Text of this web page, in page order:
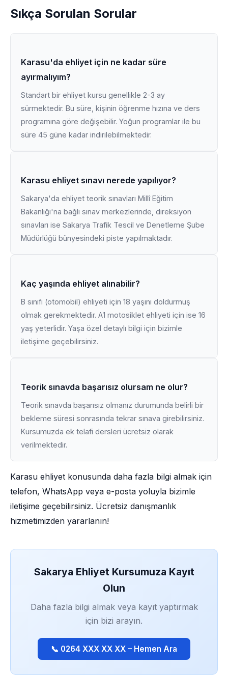
Sıkça Sorulan Sorular
Karasu'da ehliyet için ne kadar süre
ayırmalıyım?
Standart bir ehliyet kursu genellikle 2-3 ay
sürmektedir. Bu süre, kişinin öğrenme hızına ve ders
programına göre değişebilir. Yoğun programlar ile bu
süre 45 güne kadar indirilebilmektedir.
Karasu ehliyet sınavı nerede yapılıyor?
Sakarya'da ehliyet teorik sınavları Millî Eğitim
Bakanlığı'na bağlı sınav merkezlerinde, direksiyon
sınavları ise Sakarya Trafik Tescil ve Denetleme Şube
Müdürlüğü bünyesindeki piste yapılmaktadır.
Kaç yaşında ehliyet alınabilir?
B sınıfı (otomobil) ehliyeti için 18 yaşını doldurmuş
olmak gerekmektedir. A1 motosiklet ehliyeti için ise 16
yaş yeterlidir. Yaşa özel detaylı bilgi için bizimle
iletişime geçebilirsiniz.
Teorik sınavda başarısız olursam ne olur?
Teorik sınavda başarısız olmanız durumunda belirli bir
bekleme süresi sonrasında tekrar sınava girebilirsiniz.
Kursumuzda ek telafi dersleri ücretsiz olarak
verilmektedir.
Karasu ehliyet konusunda daha fazla bilgi almak için
telefon, WhatsApp veya e-posta yoluyla bizimle
iletişime geçebilirsiniz. Ücretsiz danışmanlık
hizmetimizden yararlanın!
Sakarya Ehliyet Kursumuza Kayıt
Olun
Daha fazla bilgi almak veya kayıt yaptırmak
için bizi arayın.
📞 0264 XXX XX XX – Hemen Ara